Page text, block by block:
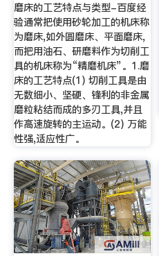
磨床的工艺特点与类型-百度经
验通常把使用砂轮加工的机床称
为磨床,如外圆磨床、平面磨床,
而把用油石、研磨料作为切削工
具的机床称为“精磨机床”。1.磨
床的工艺特点(1) 切削工具是由
无数细小、坚硬、锋利的非金属
磨粒粘结而成的多刃工具,并且
作高速旋转的主运动。(2) 万能
性强,适应性广。